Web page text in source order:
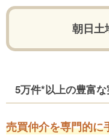
朝日土
5万件*以上の豊富
売買仲介を専門的に